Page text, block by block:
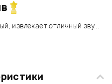
извлекает отличный зву...